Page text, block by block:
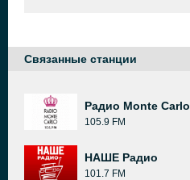
Связанные станции
Радио Monte Carlo
105.9 FM
НАШЕ Радио
101.7 FM